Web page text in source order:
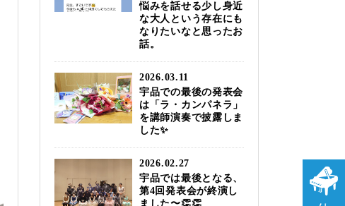
悩みを話せる少し身近
な大人という存在にも
なりたいなと思ったお
話。
2026.03.11
宇品での最後の発表会
は「ラ・カンパネラ」
を講師演奏で披露しま
した✨
2026.02.27
宇品では最後となる、
第4回発表会が終演し
ました〜👏👏